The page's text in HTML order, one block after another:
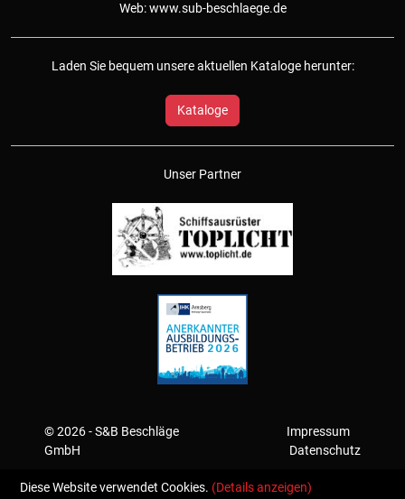
Web:www.sub-beschlaege.de
Laden Sie bequem unsere aktuellen Kataloge herunter:
Kataloge
Unser Partner
© 2026 - S&B Beschläge
GmbH
Impressum
Datenschutz
Diese Website verwendet Cookies. (Details anzeigen)